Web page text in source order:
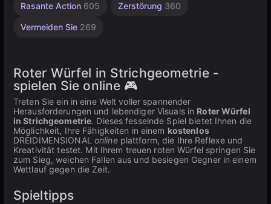
Rasante Action 605 Zerstörung 360
Vermeiden Sie 269
4132
437
3175
Roter Würfel in Strichgeometrie -
spielen Sie online 🎮
Treten Sie ein in eine Welt voller spannender
Herausforderungen und lebendiger Visuals in Roter Würfel
in Strichgeometrie. Dieses fesselnde Spiel bietet Ihnen die
Möglichkeit, Ihre Fähigkeiten in einem kostenlos
DREIDIMENSIONAL onlineplattform, die Ihre Reflexe und
Kreativität testet. Mit Ihrem treuen roten Würfel springen Sie
zum Sieg, weichen Fallen aus und besiegen Gegner in einem
Wettlauf gegen die Zeit.
Spieltipps